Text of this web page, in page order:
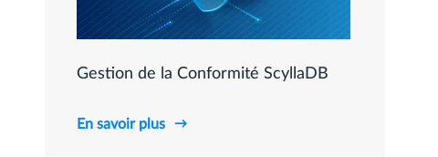
Gestion de la Conformité ScyllaDB
En savoir plus